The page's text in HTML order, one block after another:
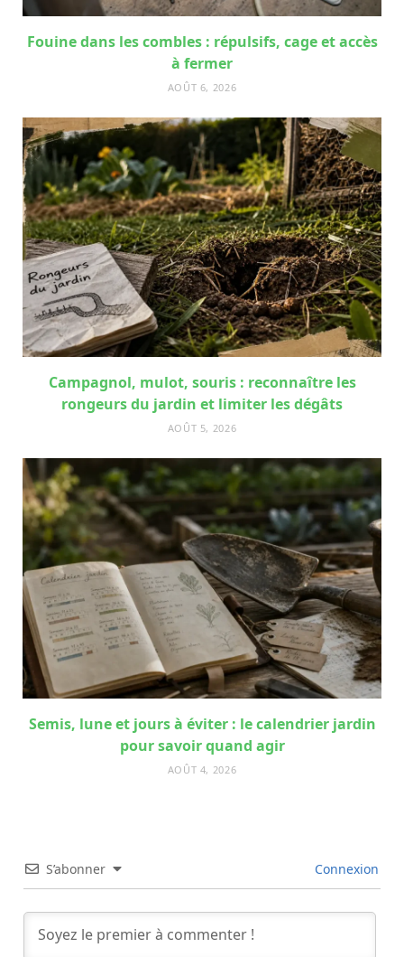
Fouine dans les combles : répulsifs, cage et accès
à fermer
AOÛT 6, 2026
Campagnol, mulot, souris : reconnaître les
rongeurs du jardin et limiter les dégâts
AOÛT 5, 2026
Semis, lune et jours à éviter : le calendrier jardin
pour savoir quand agir
AOÛT 4, 2026
S’abonner Connexion